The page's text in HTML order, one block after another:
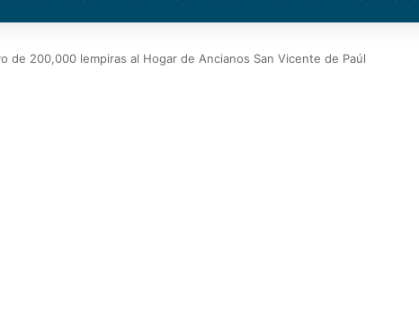
de 200,000 lempiras al Hogar de Ancianos San Vicente de Paúl